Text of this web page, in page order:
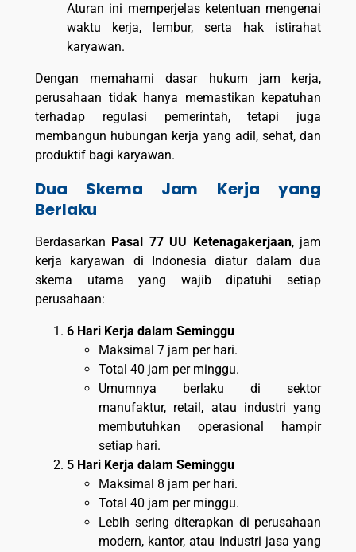
Aturan ini memperjelas ketentuan mengenai
waktu kerja, lembur, serta hak istirahat
karyawan.
Dengan memahami dasar hukum jam kerja,
perusahaan tidak hanya memastikan kepatuhan
terhadap regulasi pemerintah, tetapi juga
membangun hubungan kerja yang adil, sehat, dan
produktif bagi karyawan.
Dua Skema Jam Kerja yang
Berlaku
Berdasarkan Pasal 77 UU Ketenagakerjaan, jam
kerja karyawan di Indonesia diatur dalam dua
skema utama yang wajib dipatuhi setiap
perusahaan:
6 Hari Kerja dalam Seminggu
Maksimal 7 jam per hari.
Total 40 jam per minggu.
Umumnya berlaku di sektor
manufaktur, retail, atau industri yang
membutuhkan operasional hampir
setiap hari.
5 Hari Kerja dalam Seminggu
Maksimal 8 jam per hari.
Total 40 jam per minggu.
Lebih sering diterapkan di perusahaan
modern, kantor, atau industri jasa yang